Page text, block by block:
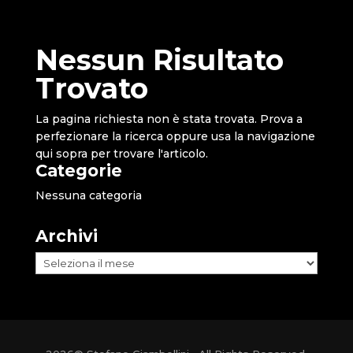
Nessun Risultato
Trovato
La pagina richiesta non è stata trovata. Prova a
perfezionare la ricerca oppure usa la navigazione
qui sopra per trovare l'articolo.
Categorie
Nessuna categoria
Archivi
Archivi